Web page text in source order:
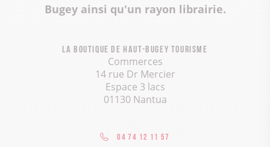
Bugey ainsi qu'un rayon librairie.
La boutique de Haut-Bugey Tourisme
Commerces
14 rue Dr Mercier
Espace 3 lacs
01130 Nantua
04 74 12 11 57